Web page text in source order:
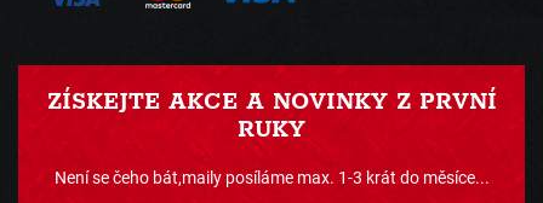
ZÍSKEJTE AKCE A NOVINKY Z PRVNÍ
RUKY
Není se čeho bát,maily posíláme max. 1-3 krát do měsíce...